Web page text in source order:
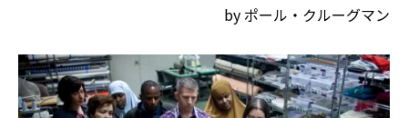
by ポール・クルーグマン